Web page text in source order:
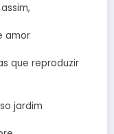
amor
que reproduzir
jardim